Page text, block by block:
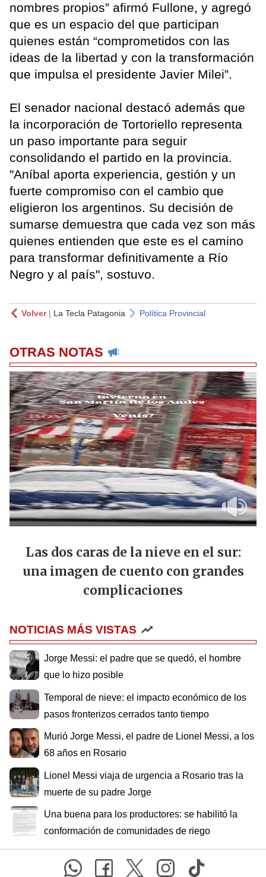
nombres propios” afirmó Fullone, y agregó
que es un espacio del que participan
quienes están “comprometidos con las
ideas de la libertad y con la transformación
que impulsa el presidente Javier Milei”.
El senador nacional destacó además que
la incorporación de Tortoriello representa
un paso importante para seguir
consolidando el partido en la provincia.
"Aníbal aporta experiencia, gestión y un
fuerte compromiso con el cambio que
eligieron los argentinos. Su decisión de
sumarse demuestra que cada vez son más
quienes entienden que este es el camino
para transformar definitivamente a Río
Negro y al país", sostuvo.
Volver| La Tecla Patagonia Política Provincial
OTRAS NOTAS
Las dos caras de la nieve en el sur:
una imagen de cuento con grandes
complicaciones
NOTICIAS MÁS VISTAS
Jorge Messi: el padre que se quedó, el hombre
que lo hizo posible
Temporal de nieve: el impacto económico de los
pasos fronterizos cerrados tanto tiempo
Murió Jorge Messi, el padre de Lionel Messi, a los
68 años en Rosario
Lionel Messi viaja de urgencia a Rosario tras la
muerte de su padre Jorge
Una buena para los productores: se habilitó la
conformación de comunidades de riego